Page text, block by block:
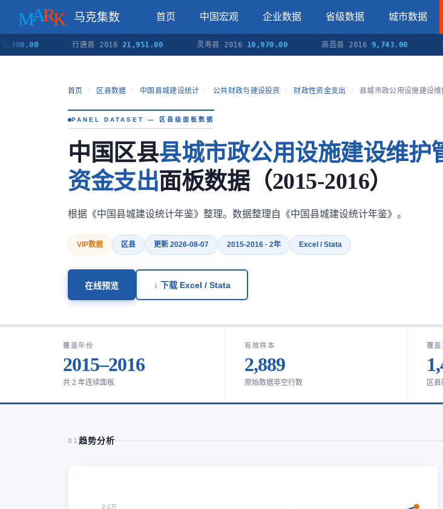
马克集数 首页 中国宏观 企业数据 省级数据 城市数据
行唐县 2016 21,951.00 灵寿县 2016 10,970.00 高邑县 2016 9,743.00 深泽
首页 / 区县数据 / 中国县城建设统计 / 公共财政与建设投资 / 财政性资金支出 / 县城市政公用设施建设
PANEL DATASET — 区县级面板数据
中国区县县城市政公用设施建设维护
资金支出面板数据（2015-2016）
根据《中国县城建设统计年鉴》整理。数据整理自《中国县城建设统计年鉴》。
VIP数据 区县 更新 2026-08-07 2015-2016 · 2年 Excel / Stata
在线预览 ↓ 下载 Excel / Stata
覆盖年份
2015–2016
共 2 年连续面板
有效样本
2,889
原始数据非空行数
覆盖
区
01 趋势分析
2.0万